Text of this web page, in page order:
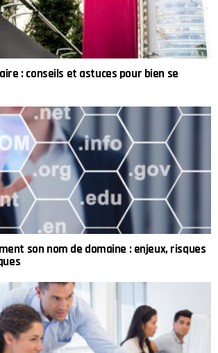
: conseils et astuces pour bien se
son nom de domaine : enjeux, risques